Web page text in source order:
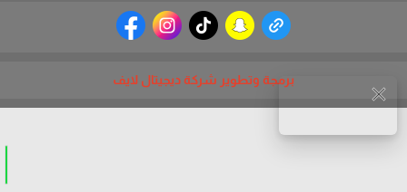
close
برمجة وتطوير شركة ديجيتال لايف